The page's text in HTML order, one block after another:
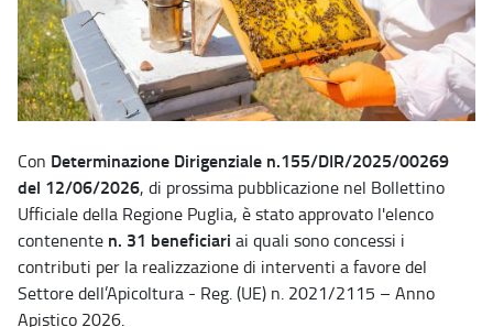
Con Determinazione Dirigenziale n.155/DIR/2025/00269
del 12/06/2026, di prossima pubblicazione nel Bollettino
Ufficiale della Regione Puglia, è stato approvato l'elenco
contenente n. 31 beneficiari ai quali sono concessi i
contributi per la realizzazione di interventi a favore del
Settore dell’Apicoltura - Reg. (UE) n. 2021/2115 – Anno
Apistico 2026.